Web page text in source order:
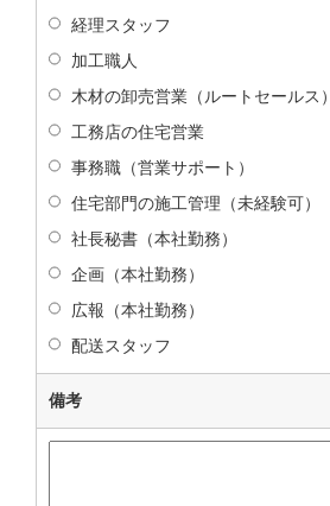
経理スタッフ
加工職人
木材の卸売営業（ルートセールス）
工務店の住宅営業
事務職（営業サポート）
住宅部門の施工管理（未経験可）
社長秘書（本社勤務）
企画（本社勤務）
広報（本社勤務）
配送スタッフ
備考